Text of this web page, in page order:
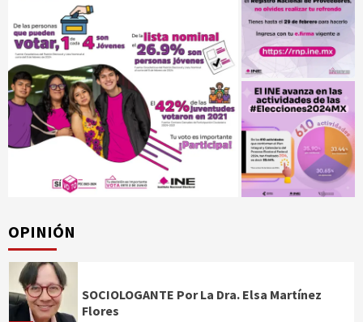
OPINIÓN
SOCIOLOGANTE Por La Dra. Elsa Martínez
Flores